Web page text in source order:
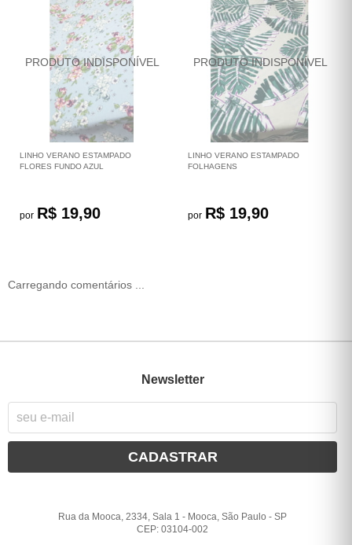
LINHO VERANO ESTAMPADO
FLORES FUNDO AZUL
por R$ 19,90
LINHO VERANO ESTAMPADO
FOLHAGENS
por R$ 19,90
Carregando comentários ...
Newsletter
CADASTRAR
Rua da Mooca, 2334, Sala 1 - Mooca, São Paulo -SP
CEP: 03104-002